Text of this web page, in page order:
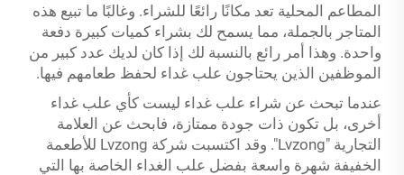
المطاعم المحلية تعد مكانًا رائعًا للشراء. وغالبًا ما تبيع هذه
المتاجر بالجملة، مما يسمح لك بشراء كميات كبيرة دفعة
واحدة. وهذا أمر رائع بالنسبة لك إذا كان لديك عدد كبير من
الموظفين الذين يحتاجون علب غداء لحفظ طعامهم فيها.
عندما تبحث عن شراء علب غداء ليست كأي علب غداء
أخرى، بل تكون ذات جودة ممتازة، فابحث عن العلامة
التجارية "Lvzong". وقد اكتسبت شركة Lvzong للأطعمة
الخفيفة شهرة واسعة بفضل علب الغداء الخاصة بها التي